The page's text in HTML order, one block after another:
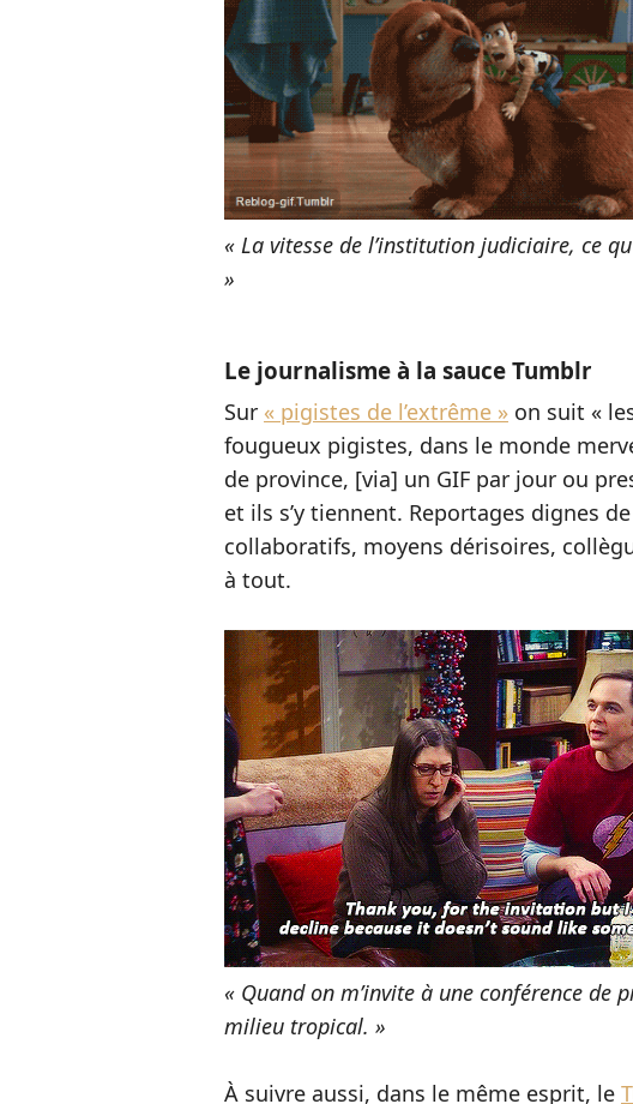
« La vitesse de l’institution judiciaire, ce
»
Le journalisme à la sauce Tumblr
Sur « pigistes de l’extrême » on suit «
fougueux pigistes, dans le monde
de province, [via] un GIF par jour ou
et ils s’y tiennent. Reportages dignes
collaboratifs, moyens dérisoires,
à tout.
« Quand on m’invite à une conférence de
milieu tropical. »
À suivre aussi, dans le même esprit, le